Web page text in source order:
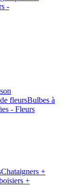
-
fleursBulbes à
- Fleurs
Chataigners +
+